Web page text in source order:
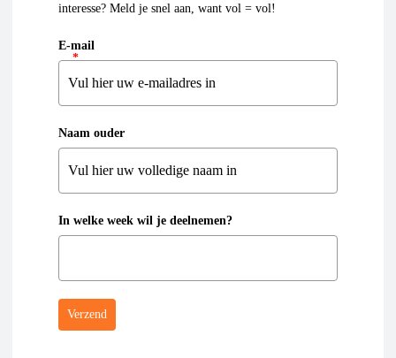
interesse? Meld je snel aan, want vol = vol!
E-mail
*
Naam ouder
In welke week wil je deelnemen?
Verzend